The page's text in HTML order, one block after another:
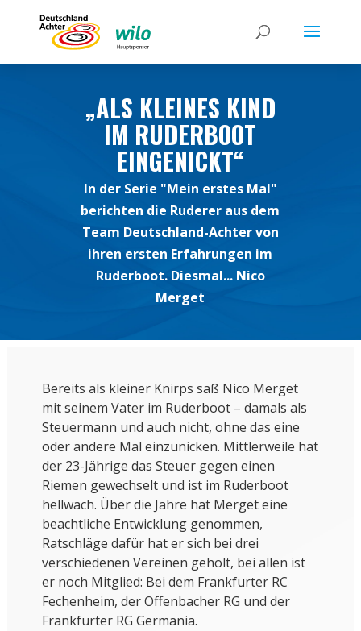
„ALS KLEINES KIND
IM RUDERBOOT
EINGENICKT“
In der Serie "Mein erstes Mal"
berichten die Ruderer aus dem
Team Deutschland-Achter von
ihren ersten Erfahrungen im
Ruderboot. Diesmal... Nico
Merget
Bereits als kleiner Knirps saß Nico Merget
mit seinem Vater im Ruderboot – damals als
Steuermann und auch nicht, ohne das eine
oder andere Mal einzunicken. Mittlerweile hat
der 23-Jährige das Steuer gegen einen
Riemen gewechselt und ist im Ruderboot
hellwach. Über die Jahre hat Merget eine
beachtliche Entwicklung genommen,
Ratschläge dafür hat er sich bei drei
verschiedenen Vereinen geholt, bei allen ist
er noch Mitglied: Bei dem Frankfurter RC
Fechenheim, der Offenbacher RG und der
Frankfurter RG Germania.